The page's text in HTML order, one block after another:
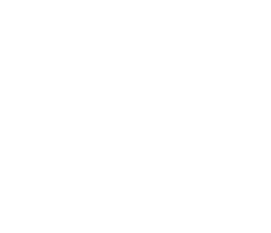
tevékenységéről is negatívabban